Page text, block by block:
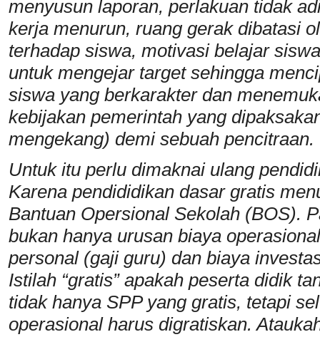
menyusun laporan, perlakuan tidak
kerja menurun, ruang gerak dibatasi
terhadap siswa, motivasi belajar
untuk mengejar target sehingga
siswa yang berkarakter dan
kebijakan pemerintah yang
mengekang) demi sebuah pencitraan.
Untuk itu perlu dimaknai ulang
Karena pendididikan dasar gratis
Bantuan Opersional Sekolah (BOS).
bukan hanya urusan biaya
personal (gaji guru) dan biaya
Istilah “gratis” apakah peserta didik
tidak hanya SPP yang gratis, tetapi
operasional harus digratiskan.